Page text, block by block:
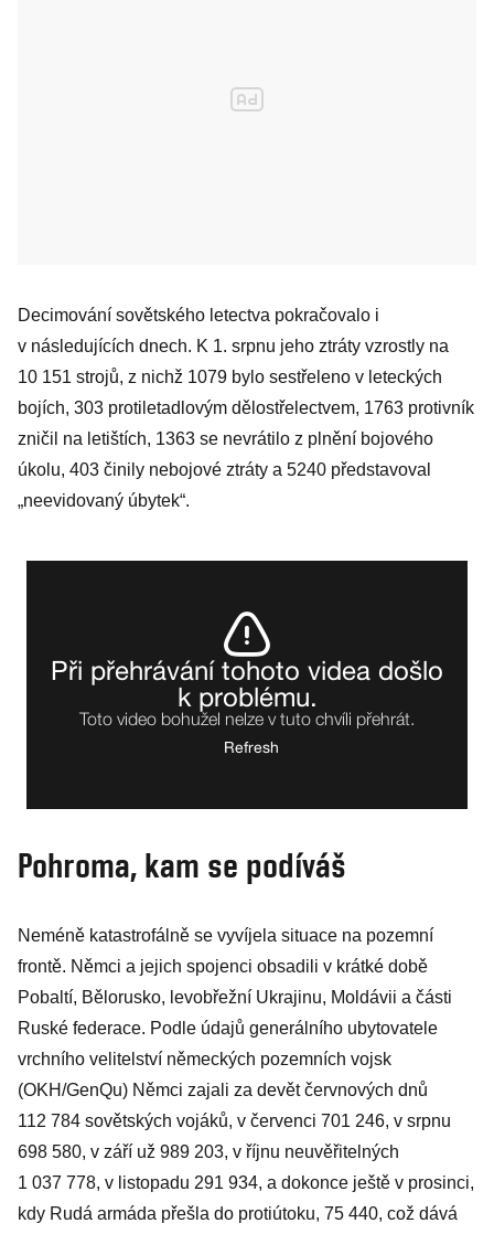
Decimování sovětského letectva pokračovalo i
v následujících dnech. K 1. srpnu jeho ztráty vzrostly na
10 151 strojů, z nichž 1079 bylo sestřeleno v leteckých
bojích, 303 protiletadlovým dělostřelectvem, 1763 protivník
zničil na letištích, 1363 se nevrátilo z plnění bojového
úkolu, 403 činily nebojové ztráty a 5240 představoval
„neevidovaný úbytek“.
Pohroma, kam se podíváš
Neméně katastrofálně se vyvíjela situace na pozemní
frontě. Němci a jejich spojenci obsadili v krátké době
Pobaltí, Bělorusko, levobřežní Ukrajinu, Moldávii a části
Ruské federace. Podle údajů generálního ubytovatele
vrchního velitelství německých pozemních vojsk
(OKH/GenQu) Němci zajali za devět červnových dnů
112 784 sovětských vojáků, v červenci 701 246, v srpnu
698 580, v září už 989 203, v říjnu neuvěřitelných
1 037 778, v listopadu 291 934, a dokonce ještě v prosinci,
kdy Rudá armáda přešla do protiútoku, 75 440, což dává